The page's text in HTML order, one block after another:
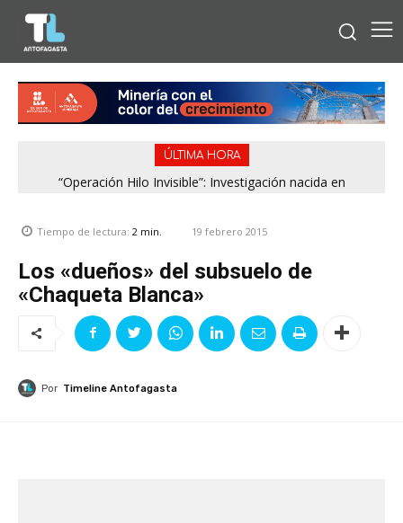
ÚLTIMA HORA
“Operación Hilo Invisible”: Investigación nacida en
Tiempo de lectura: 2 min. 19 febrero 2015
Los «dueños» del subsuelo de
«Chaqueta Blanca»
Por Timeline Antofagasta